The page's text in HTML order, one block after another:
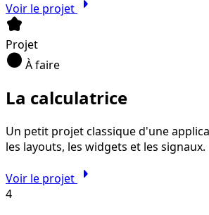
Voir le projet
kid_star
Projet
circle À faire
La calculatrice
Un petit projet classique d'une
les layouts, les widgets et les signaux.
Voir le projet arrow_right
4